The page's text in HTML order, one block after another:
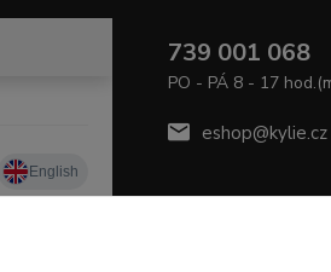
739 001 068
PO - PÁ 8 - 17
eshop@kylie.cz